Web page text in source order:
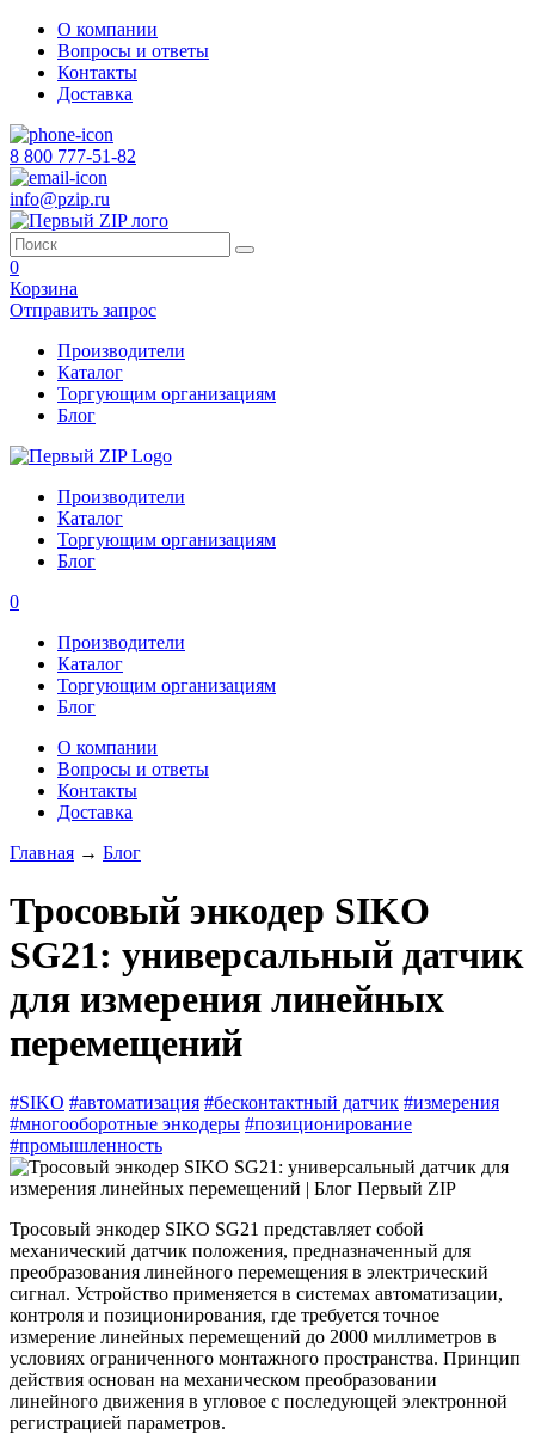
О компании
Вопросы и ответы
Контакты
Доставка
8 800 777-51-82
info@pzip.ru
0
Корзина
Отправить запрос
Производители
Каталог
Торгующим организациям
Блог
Производители
Каталог
Торгующим организациям
Блог
0
Производители
Каталог
Торгующим организациям
Блог
О компании
Вопросы и ответы
Контакты
Доставка
Главная → Блог
Тросовый энкодер SIKO
SG21: универсальный датчик
для измерения линейных
перемещений
#SIKO #автоматизация #бесконтактный датчик #измерения
#многооборотные энкодеры #позиционирование
#промышленность
Тросовый энкодер SIKO SG21 представляет собой
механический датчик положения, предназначенный для
преобразования линейного перемещения в электрический
сигнал. Устройство применяется в системах автоматизации,
контроля и позиционирования, где требуется точное
измерение линейных перемещений до 2000 миллиметров в
условиях ограниченного монтажного пространства. Принцип
действия основан на механическом преобразовании
линейного движения в угловое с последующей электронной
регистрацией параметров.